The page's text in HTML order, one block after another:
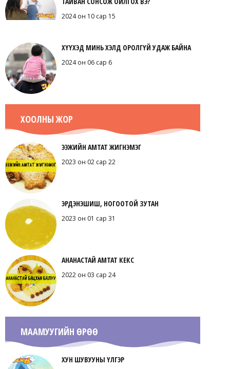
2024 он 10 сар 15
ХҮҮХЭД МИНЬ ХЭЛД ОРОЛГҮЙ УДАЖ БАЙНА
2024 он 06 сар 6
ХООЛНЫ ЖОР
ЭЭЖИЙН АМТАТ ЖИГНЭМЭГ
2023 он 02 сар 22
ЭРДЭНЭШИШ, НОГООТОЙ ЗУТАН
2023 он 01 сар 31
АНАНАСТАЙ АМТАТ КЕКС
2022 он 03 сар 24
МААМУУГИЙН ӨРӨӨ
ХУН ШУВУУНЫ ҮЛГЭР